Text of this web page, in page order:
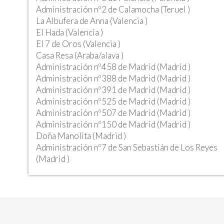
Administración nº2 de Calamocha (Teruel )
La Albufera de Anna (Valencia )
El Hada (Valencia )
El 7 de Oros (Valencia )
Casa Resa (Araba/alava )
Administración nº458 de Madrid (Madrid )
Administración nº388 de Madrid (Madrid )
Administración nº391 de Madrid (Madrid )
Administración nº525 de Madrid (Madrid )
Administración nº507 de Madrid (Madrid )
Administración nº150 de Madrid (Madrid )
Doña Manolita (Madrid )
Administración nº7 de San Sebastián de Los Reyes
(Madrid )